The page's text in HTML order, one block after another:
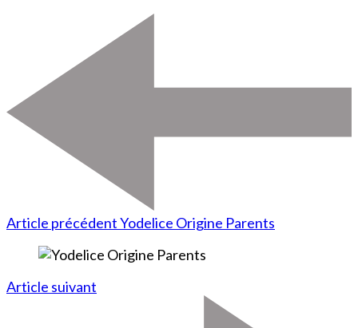
Article précédentYodelice Origine Parents
Article suivant